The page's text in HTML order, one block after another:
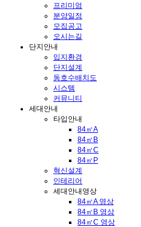
프리미엄
분양일정
모집공고
오시는길
단지안내
입지환경
단지설계
동호수배치도
시스템
커뮤니티
세대안내
타입안내
84㎡A
84㎡B
84㎡C
84㎡P
혁신설계
인테리어
세대안내영상
84㎡A 영상
84㎡B 영상
84㎡C 영상